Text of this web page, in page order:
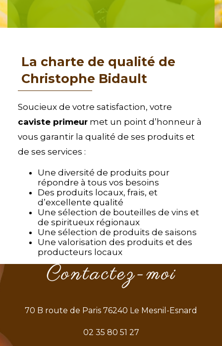
La charte de qualité de
Christophe Bidault
Soucieux de votre satisfaction, votre
caviste primeurmet un point d’honneur à
vous garantir la qualité de ses produits et
de ses services :
Une diversité de produits pour
répondre à tous vos besoins
Des produits locaux, frais, et
d’excellente qualité
Une sélection de bouteilles de vins et
de spiritueux régionaux
Une sélection de produits de saisons
Une valorisation des produits et des
producteurs locaux
70 B route de Paris 76240 Le Mesnil-Esnard
02 35 80 51 27